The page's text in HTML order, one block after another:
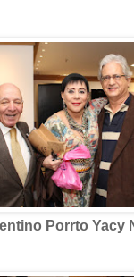
Porrto Yacy